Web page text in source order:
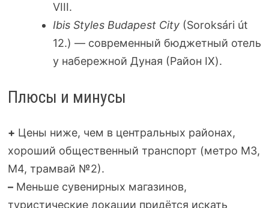
VIII.
Ibis Styles Budapest City(Soroksári út
12.) — современный бюджетный отель
у набережной Дуная (Район IX).
Плюсы и минусы
+ Цены ниже, чем в центральных районах,
хороший общественный транспорт (метро M3,
M4, трамвай №2).
–Меньше сувенирных магазинов,
туристические локации придётся искать